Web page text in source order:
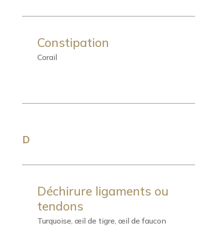
Constipation
Corail
D
Déchirure ligaments ou
tendons
Turquoise, œil de tigre, œil de faucon